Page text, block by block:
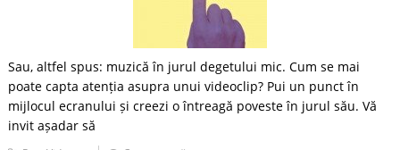
Sau, altfel spus: muzică în jurul degetului mic. Cum se mai
poate capta atenția asupra unui videoclip? Pui un punct în
mijlocul ecranului și creezi o întreagă poveste în jurul său. Vă
invit așadar să